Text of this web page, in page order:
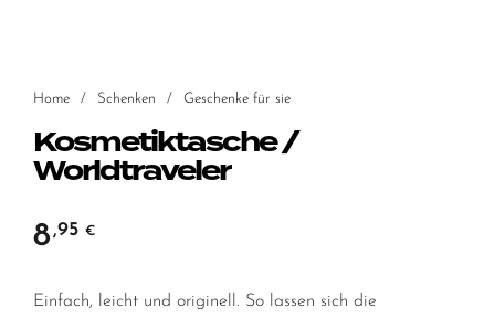
Home / Schenken / Geschenke für sie
Kosmetiktasche /
Worldtraveler
8 ,95 €
Einfach, leicht und originell. So lassen sich die